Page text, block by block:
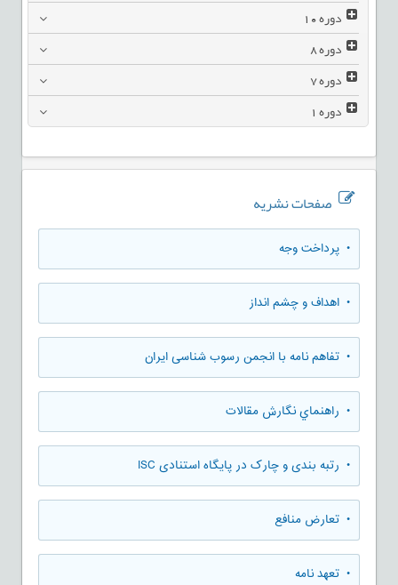
دوره10
دوره8
دوره7
دوره1
صفحات نشریه
• پرداخت وجه
• اهداف و چشم انداز
• تفاهم نامه با انجمن رسوب شناسی ایران
• راهنماي نگارش مقالات
• رتبه بندی و چارک در پایگاه استنادی ISC
• تعارض منافع
• تعهد نامه